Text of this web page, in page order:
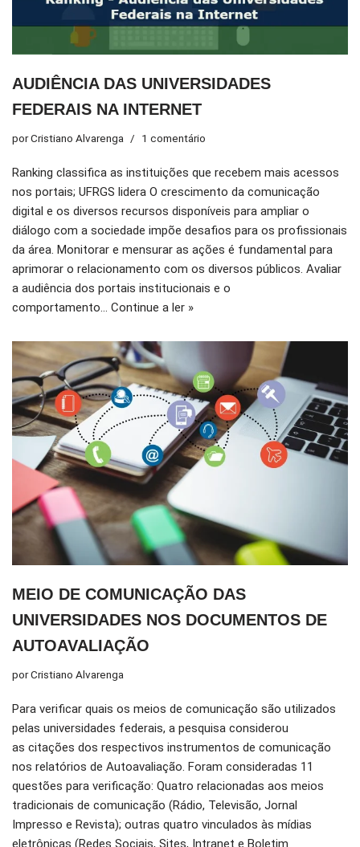
AUDIÊNCIA DAS UNIVERSIDADES
FEDERAIS NA INTERNET
porCristiano Alvarenga 1 comentário
Ranking classifica as instituições que recebem mais acessos
nos portais; UFRGS lidera O crescimento da comunicação
digital e os diversos recursos disponíveis para ampliar o
diálogo com a sociedade impõe desafios para os profissionais
da área. Monitorar e mensurar as ações é fundamental para
aprimorar o relacionamento com os diversos públicos. Avaliar
a audiência dos portais institucionais e o
comportamento… Continue a ler »
MEIO DE COMUNICAÇÃO DAS
UNIVERSIDADES NOS DOCUMENTOS DE
AUTOAVALIAÇÃO
porCristiano Alvarenga
Para verificar quais os meios de comunicação são utilizados
pelas universidades federais, a pesquisa considerou
as citações dos respectivos instrumentos de comunicação
nos relatórios de Autoavaliação. Foram consideradas 11
questões para verificação: Quatro relacionadas aos meios
tradicionais de comunicação (Rádio, Televisão, Jornal
Impresso e Revista); outras quatro vinculados às mídias
eletrônicas (Redes Sociais, Sites, Intranet e Boletim